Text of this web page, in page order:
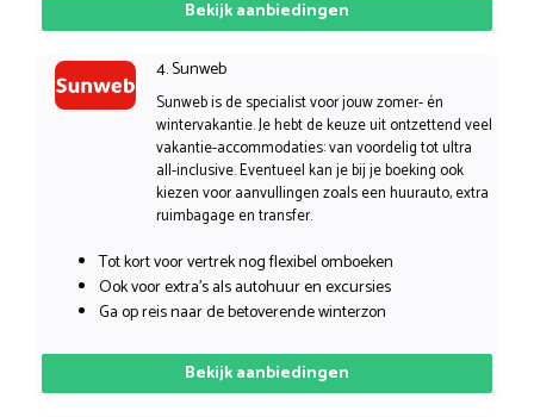
Bekijk aanbiedingen
4. Sunweb
Sunweb is de specialist voor jouw zomer- én
wintervakantie. Je hebt de keuze uit ontzettend veel
vakantie-accommodaties: van voordelig tot ultra
all-inclusive. Eventueel kan je bij je boeking ook
kiezen voor aanvullingen zoals een huurauto, extra
ruimbagage en transfer.
Tot kort voor vertrek nog flexibel omboeken
Ook voor extra’s als autohuur en excursies
Ga op reis naar de betoverende winterzon
Bekijk aanbiedingen